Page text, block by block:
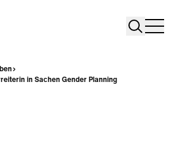
Search
in Sachen Gender Planning